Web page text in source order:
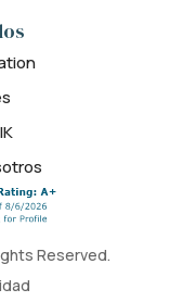
Reserved.